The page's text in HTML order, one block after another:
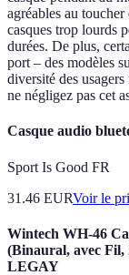
agréables au
casques trop lourds
durées. De plus,
port – des modèles
diversité des
ne négligez pas cet
Casque audio
Sport Is Good FR
31.46 EURVoir le
Wintech WH-46
(Binaural, avec Fil,
LEGAY